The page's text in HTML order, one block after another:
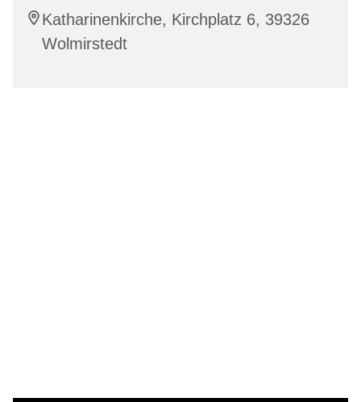
Katharinenkirche, Kirchplatz 6, 39326
Wolmirstedt